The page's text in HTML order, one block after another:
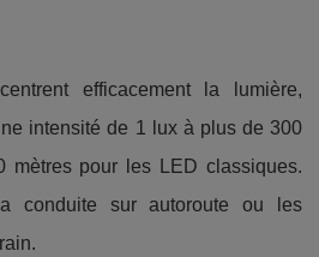
efficacement la lumière,
intensité de 1 lux à plus de 300
mètres pour les LED classiques.
conduite sur autoroute ou les